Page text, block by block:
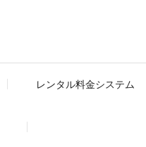
レンタル料金システム